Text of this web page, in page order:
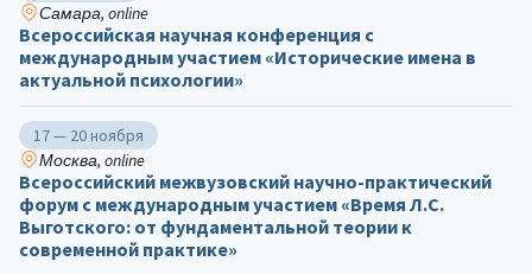
Самара, online
Всероссийская научная конференция с
международным участием «Исторические имена в
актуальной психологии»
17 — 20 ноября
Москва, online
Всероссийский межвузовский научно-практический
форум с международным участием «Время Л.С.
Выготского: от фундаментальной теории к
современной практике»